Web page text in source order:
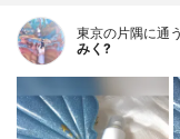
東京の片隅に通
みく?